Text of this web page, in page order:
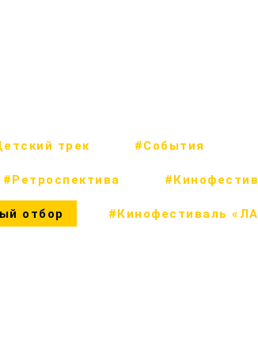
трек #События
#Ретроспектива
отбор #Кинофестиваль